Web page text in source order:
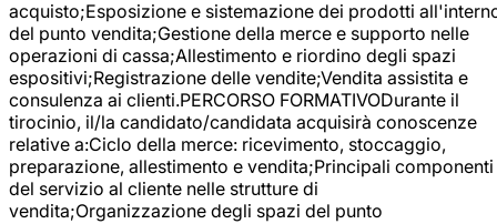
acquisto;Esposizione e sistemazione dei prodotti
del punto vendita;Gestione della merce e supporto nelle
operazioni di cassa;Allestimento e riordino degli spazi
espositivi;Registrazione delle vendite;Vendita assistita e
consulenza ai clienti.PERCORSO FORMATIVODurante il
tirocinio, il/la candidato/candidata acquisirà conoscenze
relative a:Ciclo della merce: ricevimento, stoccaggio,
preparazione, allestimento e vendita;Principali componenti
del servizio al cliente nelle strutture di
vendita;Organizzazione degli spazi del punto